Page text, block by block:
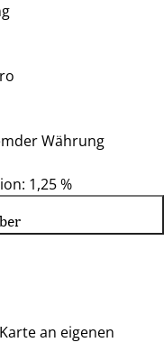
Währung
1,25 %
an eigenen